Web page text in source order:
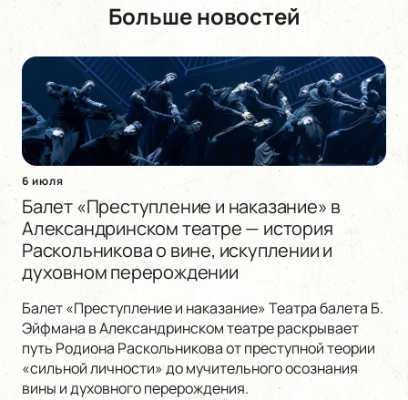
Больше новостей
6 июля
Балет «Преступление и наказание» в
Александринском театре — история
Раскольникова о вине, искуплении и
духовном перерождении
Балет «Преступление и наказание» Театра балета Б.
Эйфмана в Александринском театре раскрывает
путь Родиона Раскольникова от преступной теории
«сильной личности» до мучительного осознания
вины и духовного перерождения.